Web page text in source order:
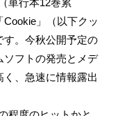
単行本12巻累
」（以下クッ
す。今秋公開予定の
ソフトの発売とメデ
、急速に情報露出